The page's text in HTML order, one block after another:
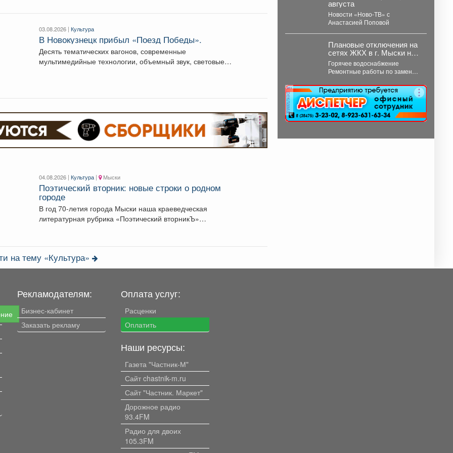
03.08.2026 | Культура
В Новокузнецк прибыл «Поезд Победы».
Десять тематических вагонов, современные
мультимедийные технологии, объемный звук, световые
04.08.2026 | Культура | Мыски
Поэтический вторник: новые строки о родном
городе
В год 70-летия города Мыски наша краеведческая
литературная рубрика «Поэтический вторникЪ»
на тему «Культура»
(Федеральный закон от...
августа
Новости «Ново-ТВ» с
Анастасией Поповой
Плановые отключения на
сетях ЖКХ в г. Мыски на
07 августа 2026 г.
Горячее водоснабжение
Ремонтные работы по замене
сторону т.37 ул....
реклама
Рекламодателям:
Бизнес-кабинет
Заказать рекламу
Оплата услуг:
Расценки
Оплатить
Наши ресурсы:
Газета "Частник-М"
Сайт chastnik-m.ru
Сайт "Частник. Маркет"
Дорожное радио
93.4FM
Радио для двоих
105.3FM